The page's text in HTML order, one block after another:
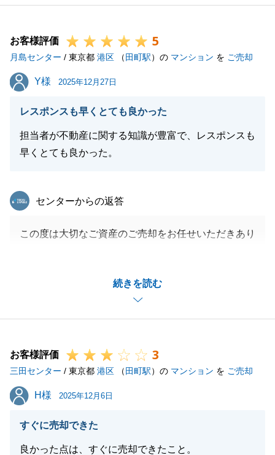
らしをサポートさせていただきます。
お客様評価 5
月島センター / 東京都 港区 （ 田町駅）の マンション を ご売却
Y様
Y様 2025年12月27日
レスポンスも早くとても良かった
担当者が不動産に関する知識が豊富で、レスポンスも
早くとても良かった。
続きを読む
東急リバブル
センターからの返答
この度は大切なご資産のご売却をお任せいただきあり
力があってのことですので、重ねて御礼申し上げま
今後不動産のことでお困りなことがございましたら、
引き続きよろしくお願い申し上げます。
お客様評価 3
三田センター / 東京都 港区 （ 田町駅）の マンション を ご売却
H様
H様 2025年12月6日
すぐに売却できた
良かった点は、すぐに売却できたこと。